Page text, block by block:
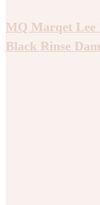
MQ Marqet Lee
Black Rinse